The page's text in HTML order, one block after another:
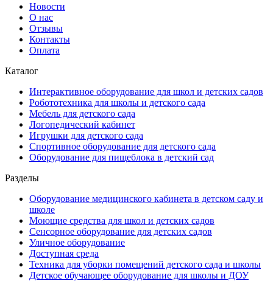
Новости
О нас
Отзывы
Контакты
Оплата
Каталог
Интерактивное оборудование для школ и детских садов
Робототехника для школы и детского сада
Мебель для детского сада
Логопедический кабинет
Игрушки для детского сада
Спортивное оборудование для детского сада
Оборудование для пищеблока в детский сад
Разделы
Оборудование медицинского кабинета в детском саду и
школе
Моющие средства для школ и детских садов
Сенсорное оборудование для детских садов
Уличное оборудование
Доступная среда
Техника для уборки помещений детского сада и школы
Детское обучающее оборудование для школы и ДОУ